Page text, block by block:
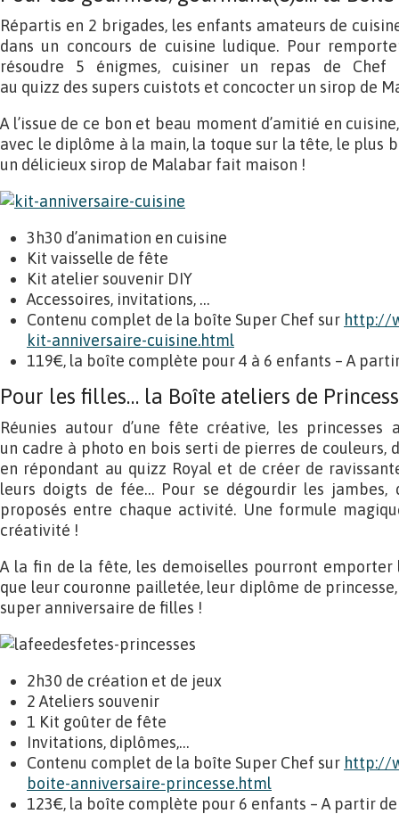
Répartis en 2 brigades, les enfants amateurs de
dans un concours de cuisine ludique. Pour
résoudre 5 énigmes, cuisiner un repas de Chef
au quizz des supers cuistots et concocter un sirop de
A l’issue de ce bon et beau moment d’amitié en
avec le diplôme à la main, la toque sur la tête, le plus
un délicieux sirop de Malabar fait maison !
3h30 d’animation en cuisine
Kit vaisselle de fête
Kit atelier souvenir DIY
Accessoires, invitations, …
Contenu complet de la boîte Super Chef sur http://
kit-anniversaire-cuisine.html
119€, la boîte complète pour 4 à 6 enfants – A
Pour les filles… la Boîte ateliers de
Réunies autour d’une fête créative, les
un cadre à photo en bois serti de pierres de couleurs,
en répondant au quizz Royal et de créer de
leurs doigts de fée… Pour se dégourdir les jambes,
proposés entre chaque activité. Une formule
créativité !
A la fin de la fête, les demoiselles pourront
que leur couronne pailletée, leur diplôme de
super anniversaire de filles !
2h30 de création et de jeux
2 Ateliers souvenir
1 Kit goûter de fête
Invitations, diplômes,…
Contenu complet de la boîte Super Chef sur http://
boite-anniversaire-princesse.html
123€, la boîte complète pour 6 enfants – A partir de